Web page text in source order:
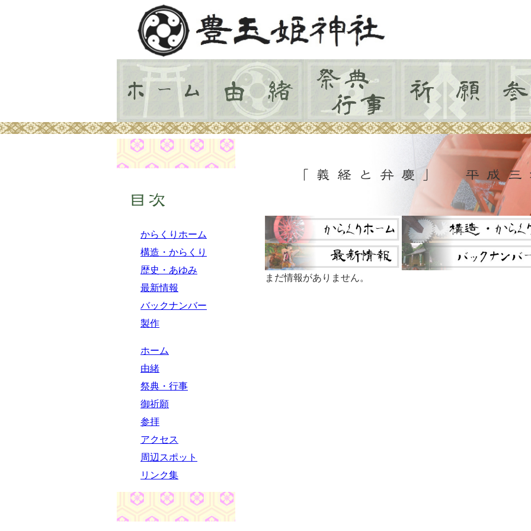
目次
からくりホーム
構造・からくり
歴史・あゆみ
最新情報
バックナンバー
製作
ホーム
由緒
祭典・行事
御祈願
参拝
アクセス
周辺スポット
リンク集
「義経と弁慶」 平成
まだ情報がありません。